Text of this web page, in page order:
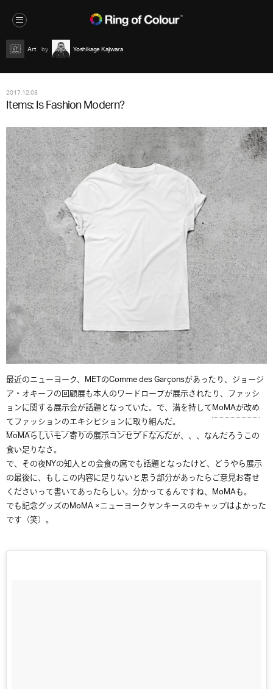
Art Yoshikage Kajiwara
2017.12.03
Items: Is Fashion Modern?
最近のニューヨーク、METのComme des Garçonsがあったり、ジョージ
ア・オキーフの回顧展も本人のワードローブが展示されたり、ファッシ
ョンに関する展示会が話題となっていた。で、満を持してMoMAが改め
てファッションのエキシビションに取り組んだ。
MoMAらしいモノ寄りの展示コンセプトなんだが、、、なんだろうこの
食い足りなさ。
で、その夜NYの知人との会食の席でも話題となったけど、どうやら展示
の最後に、もしこの内容に足りないと思う部分があったらご意見お寄せ
くださいって書いてあったらしい。分かってるんですね、MoMAも。
でも記念グッズのMoMA ×ニューヨークヤンキースのキャップはよかった
です（笑）。